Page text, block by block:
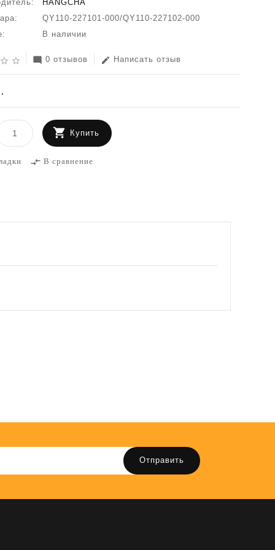
HANGCHA
QY110-227101-000/QY110-227102-000
В наличии
star_border star_border mode_comment 0 отзывов edit Написать отзыв
Купить
compare_arrows В сравнение
Отправить